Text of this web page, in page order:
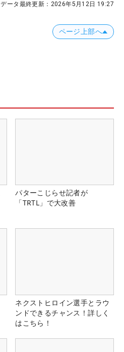
データ最終更新： 2026年5月12日 19:27
ページ上部へ
パターこじらせ記者が
「TRTL」で大改善
ネクストヒロイン選手とラウ
ンドできるチャンス！詳しく
はこちら！